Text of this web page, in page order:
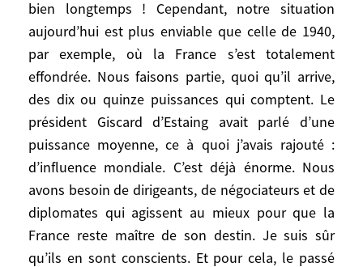
bien longtemps ! Cependant, notre situation
aujourd’hui est plus enviable que celle de 1940,
par exemple, où la France s’est totalement
effondrée. Nous faisons partie, quoi qu’il arrive,
des dix ou quinze puissances qui comptent. Le
président Giscard d’Estaing avait parlé d’une
puissance moyenne, ce à quoi j’avais rajouté :
d’influence mondiale. C’est déjà énorme. Nous
avons besoin de dirigeants, de négociateurs et de
diplomates qui agissent au mieux pour que la
France reste maître de son destin. Je suis sûr
qu’ils en sont conscients. Et pour cela, le passé
Vous dédiez votre ouvrage à «tous ceux
qui aujourd’hui se préoccupent de
défendre au mieux nos intérêts
fondamentaux (avant tout garder la
maîtrise de notre destin) et nos valeurs –
car qui ne défend pas ses intérêts n’est pas
pris au sérieux quand il parle de ses
valeurs». La France est-elle encore à la
hauteur quand il s’agit de défendre ces
intérêts vitaux ?
Elle le fait le mieux possible ! Bien sûr, cela
est devenu plus difficile par le fait que les